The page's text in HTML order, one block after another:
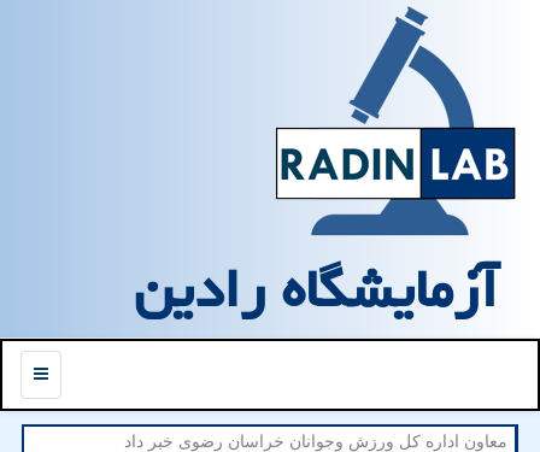
آزمایشگاه رادین
منو
معاون اداره كل ورزش وجوانان خراسان رضوی خبر داد